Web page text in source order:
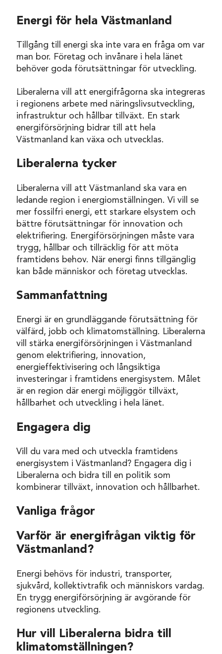
Energi för hela Västmanland
Tillgång till energi ska inte vara en fråga om var
man bor. Företag och invånare i hela länet
behöver goda förutsättningar för utveckling.
Liberalerna vill att energifrågorna ska integreras
i regionens arbete med näringslivsutveckling,
infrastruktur och hållbar tillväxt. En stark
energiförsörjning bidrar till att hela
Västmanland kan växa och utvecklas.
Liberalerna tycker
Liberalerna vill att Västmanland ska vara en
ledande region i energiomställningen. Vi vill se
mer fossilfri energi, ett starkare elsystem och
bättre förutsättningar för innovation och
elektrifiering. Energiförsörjningen måste vara
trygg, hållbar och tillräcklig för att möta
framtidens behov. När energi finns tillgänglig
kan både människor och företag utvecklas.
Sammanfattning
Energi är en grundläggande förutsättning för
välfärd, jobb och klimatomställning. Liberalerna
vill stärka energiförsörjningen i Västmanland
genom elektrifiering, innovation,
energieffektivisering och långsiktiga
investeringar i framtidens energisystem. Målet
är en region där energi möjliggör tillväxt,
hållbarhet och utveckling i hela länet.
Engagera dig
Vill du vara med och utveckla framtidens
energisystem i Västmanland? Engagera dig i
Liberalerna och bidra till en politik som
kombinerar tillväxt, innovation och hållbarhet.
Vanliga frågor
Varför är energifrågan viktig för
Västmanland?
Energi behövs för industri, transporter,
sjukvård, kollektivtrafik och människors vardag.
En trygg energiförsörjning är avgörande för
regionens utveckling.
Hur vill Liberalerna bidra till
klimatomställningen?